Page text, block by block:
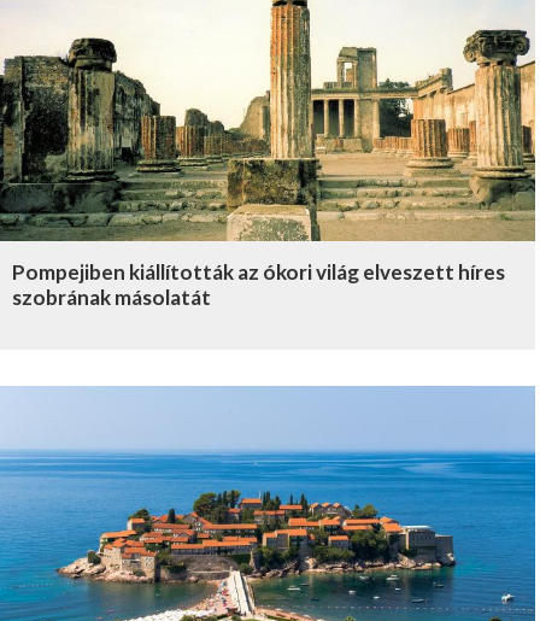
Pompejiben kiállították az ókori világ elveszett híres
szobrának másolatát